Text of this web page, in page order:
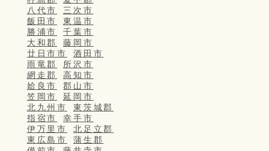
八代市
三次市
飯田市
東温市
勝浦市
千葉市
大和郡
藤岡市
廿日市市
酒田市
雨竜郡
所沢市
網走郡
高知市
姶良市
郡山市
笠岡市
延岡市
北九州市
東茨城郡
指宿市
幸手市
伊万里市
北足立郡
東広島市
蒲生郡